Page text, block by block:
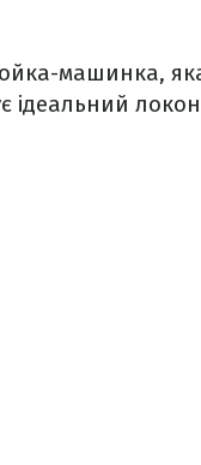
машинка,
ідеальний